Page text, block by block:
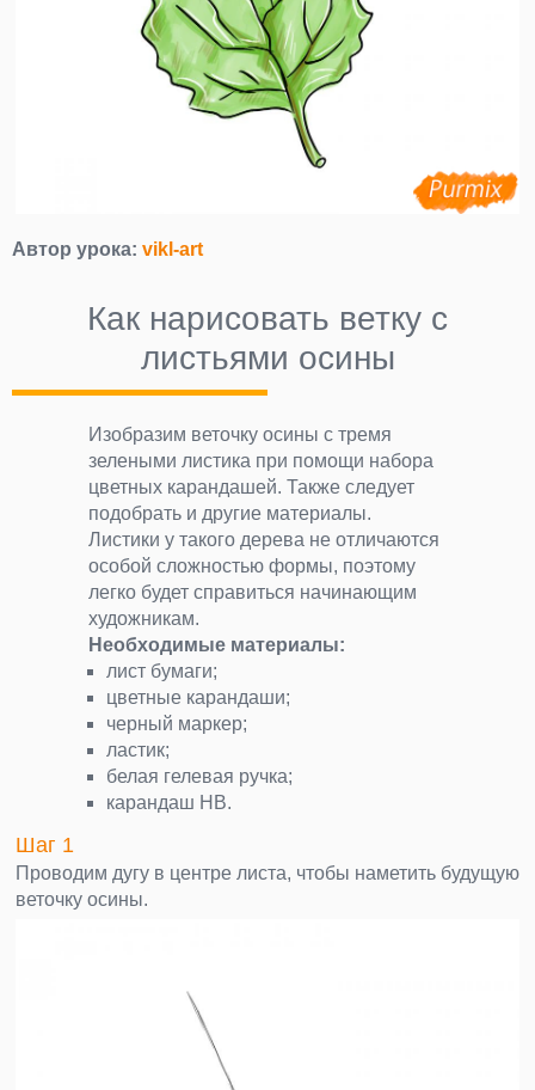
Автор урока: vikl-art
Как нарисовать ветку с
листьями осины
Изобразим веточку осины с тремя
зелеными листика при помощи набора
цветных карандашей. Также следует
подобрать и другие материалы.
Листики у такого дерева не отличаются
особой сложностью формы, поэтому
легко будет справиться начинающим
художникам.
Необходимые материалы:
лист бумаги;
цветные карандаши;
черный маркер;
ластик;
белая гелевая ручка;
карандаш НВ.
Шаг 1
Проводим дугу в центре листа, чтобы наметить будущую
веточку осины.